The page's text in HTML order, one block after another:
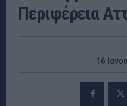
Περιφέρεια
16